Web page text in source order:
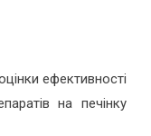
ефективності
на печінку